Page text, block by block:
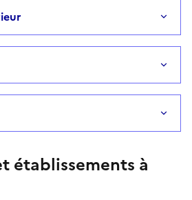
établissements à